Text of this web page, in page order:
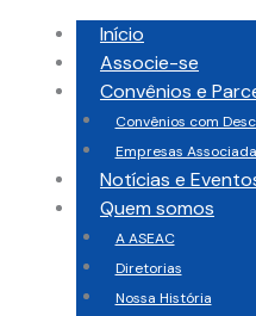
Início
Associe-se
Convênios e
Convênios com
Empresas
Notícias e
Quem somos
A ASEAC
Diretorias
Nossa História